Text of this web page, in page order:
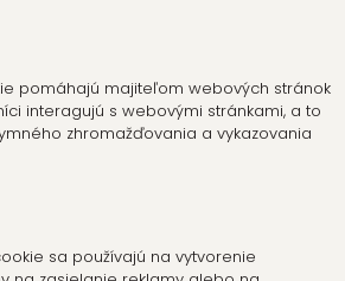
pomáhajú majiteľom webových stránok
interagujú s webovými stránkami, a to
zhromažďovania a vykazovania
sa používajú na vytvorenie